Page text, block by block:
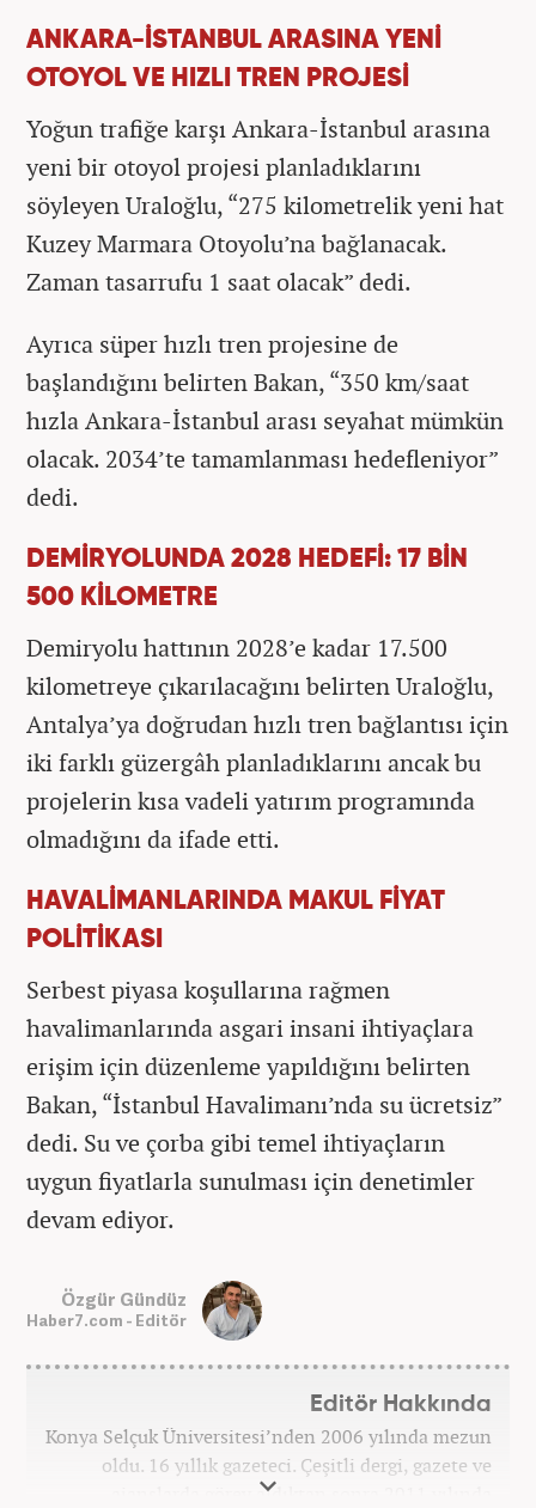
ANKARA-İSTANBUL ARASINA YENİ
OTOYOL VE HIZLI TREN PROJESİ
Yoğun trafiğe karşı Ankara-İstanbul arasına
yeni bir otoyol projesi planladıklarını
söyleyen Uraloğlu, “275 kilometrelik yeni hat
Kuzey Marmara Otoyolu’na bağlanacak.
Zaman tasarrufu 1 saat olacak” dedi.
Ayrıca süper hızlı tren projesine de
başlandığını belirten Bakan, “350 km/saat
hızla Ankara-İstanbul arası seyahat mümkün
olacak. 2034’te tamamlanması hedefleniyor”
dedi.
DEMİRYOLUNDA 2028 HEDEFİ: 17 BİN
500 KİLOMETRE
Demiryolu hattının 2028’e kadar 17.500
kilometreye çıkarılacağını belirten Uraloğlu,
Antalya’ya doğrudan hızlı tren bağlantısı için
iki farklı güzergâh planladıklarını ancak bu
projelerin kısa vadeli yatırım programında
olmadığını da ifade etti.
HAVALİMANLARINDA MAKUL FİYAT
POLİTİKASI
Serbest piyasa koşullarına rağmen
havalimanlarında asgari insani ihtiyaçlara
erişim için düzenleme yapıldığını belirten
Bakan, “İstanbul Havalimanı’nda su ücretsiz”
dedi. Su ve çorba gibi temel ihtiyaçların
uygun fiyatlarla sunulması için denetimler
devam ediyor.
Özgür Gündüz
Haber7.com - Editör
Editör Hakkında
Konya Selçuk Üniversitesi’nden 2006 yılında mezun
oldu. 16 yıllık gazeteci. Çeşitli dergi, gazete ve
ajanslarda görev aldıktan sonra 2011 yılında